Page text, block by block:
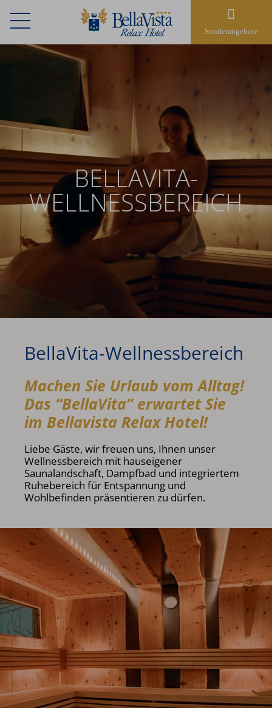
Sonderangebote
BELLAVITA-
WELLNESSBEREICH
BellaVita-Wellnessbereich
Machen Sie Urlaub vom Alltag!
Das “BellaVita” erwartet Sie
im Bellavista Relax Hotel!
Liebe Gäste, wir freuen uns, Ihnen unser
Wellnessbereich mit hauseigener
Saunalandschaft, Dampfbad und integriertem
Ruhebereich für Entspannung und
Wohlbefinden präsentieren zu dürfen.